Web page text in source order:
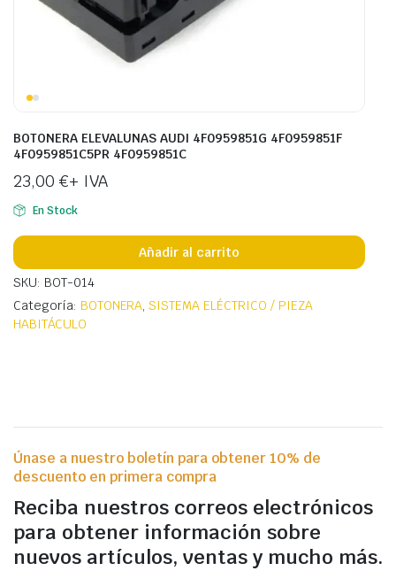
BOTONERA ELEVALUNAS AUDI 4F0959851G 4F0959851F
4F0959851C5PR 4F0959851C
23,00 €+ IVA
En Stock
Añadir al carrito
SKU: BOT-014
Categoría: BOTONERA,SISTEMA ELÉCTRICO / PIEZA
HABITÁCULO
Únase a nuestro boletín para obtener 10% de
descuento en primera compra
Reciba nuestros correos electrónicos
para obtener información sobre
nuevos artículos, ventas y mucho más.